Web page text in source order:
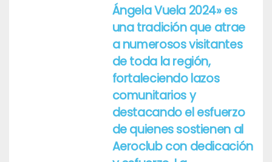
Ángela Vuela 2024» es
una tradición que atrae
a numerosos visitantes
de toda la región,
fortaleciendo lazos
comunitarios y
destacando el esfuerzo
de quienes sostienen al
Aeroclub con dedicación